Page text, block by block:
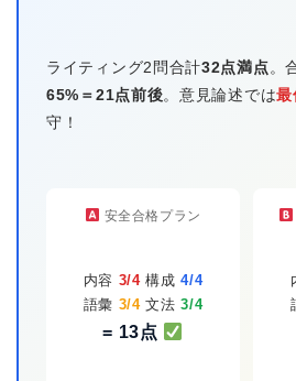
ライティング2問合計32点満点。
65%＝21点前後。意見論述では最
守！
安全合格プラン
内容 3/4構成4/4
語彙 3/4文法3/4
= 13点